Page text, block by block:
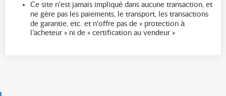
Ce site n'est jamais impliqué dans aucune transaction, et
ne gère pas les paiements, le transport, les transactions
de garantie, etc. et n'offre pas de « protection à
l’acheteur » ni de « certification au vendeur »